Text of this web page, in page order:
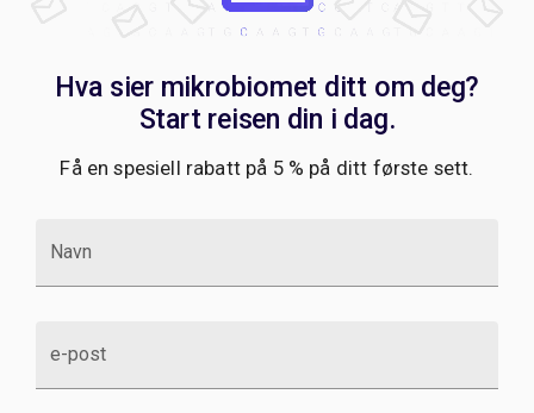
Hva sier mikrobiomet ditt om deg?
Start reisen din i dag.
Få en spesiell rabatt på 5 % på ditt første sett.
Navn
e-post